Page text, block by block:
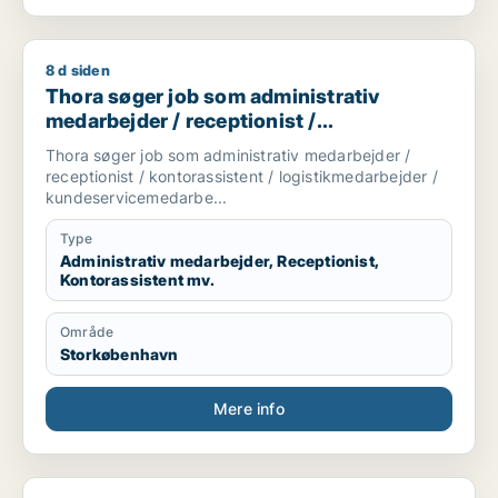
Thora søger job som administrativ medarbejder /
8 d siden
Thora søger job som administrativ
medarbejder / receptionist /
kontorassistent / logistikmedarbejder /
kundeservicemedarbejder
Thora søger job som administrativ medarbejder /
receptionist / kontorassistent / logistikmedarbejder /
kundeservicemedarbe...
Type
Administrativ medarbejder, Receptionist,
Kontorassistent mv.
Område
Storkøbenhavn
Mere info